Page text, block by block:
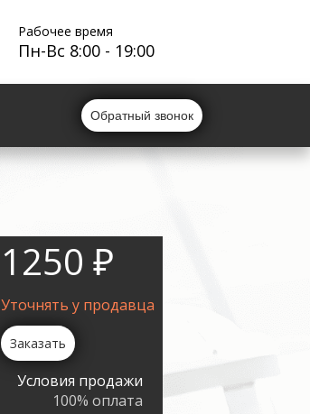
Рабочее время
Пн-Вс 8:00 - 19:00
Обратный звонок
1250 ₽
Уточнять у продавца
Заказать
Условия продажи
100% оплата